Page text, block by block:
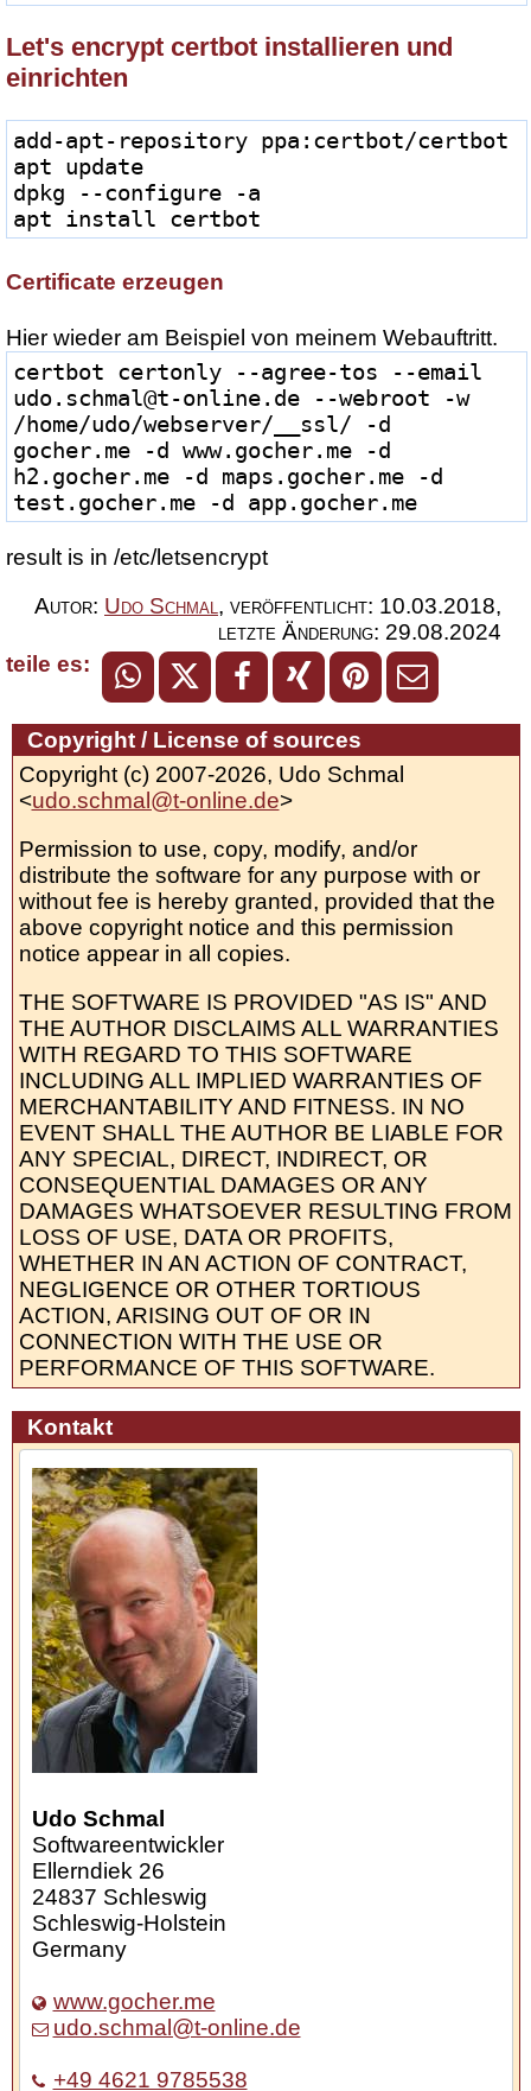
Let's encrypt certbot installieren und
einrichten
add-apt-repository ppa:certbot/certbot
apt update
dpkg --configure -a
apt install certbot
Certificate erzeugen
Hier wieder am Beispiel von meinem Webauftritt.
certbot certonly --agree-tos --email
udo.schmal@t-online.de --webroot -w
/home/udo/webserver/__ssl/ -d
gocher.me -d www.gocher.me -d
h2.gocher.me -d maps.gocher.me -d
test.gocher.me -d app.gocher.me
result is in /etc/letsencrypt
Autor: Udo Schmal , veröffentlicht: 10.03.2018,
letzte Änderung: 29.08.2024
teile es:
Copyright / License of sources
Copyright (c) 2007-2026, Udo Schmal
<udo.schmal@t-online.de>
Permission to use, copy, modify, and/or
distribute the software for any purpose with or
without fee is hereby granted, provided that the
above copyright notice and this permission
notice appear in all copies.
THE SOFTWARE IS PROVIDED "AS IS" AND
THE AUTHOR DISCLAIMS ALL WARRANTIES
WITH REGARD TO THIS SOFTWARE
INCLUDING ALL IMPLIED WARRANTIES OF
MERCHANTABILITY AND FITNESS. IN NO
EVENT SHALL THE AUTHOR BE LIABLE FOR
ANY SPECIAL, DIRECT, INDIRECT, OR
CONSEQUENTIAL DAMAGES OR ANY
DAMAGES WHATSOEVER RESULTING FROM
LOSS OF USE, DATA OR PROFITS,
WHETHER IN AN ACTION OF CONTRACT,
NEGLIGENCE OR OTHER TORTIOUS
ACTION, ARISING OUT OF OR IN
CONNECTION WITH THE USE OR
PERFORMANCE OF THIS SOFTWARE.
Kontakt
Udo Schmal
Softwareentwickler
Ellerndiek 26
24837 Schleswig
Schleswig-Holstein
Germany
www.gocher.me
udo.schmal@t-online.de
+49 4621 9785538